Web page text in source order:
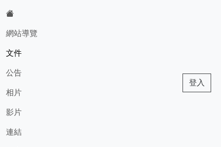
網站導覽
文件
公告
相片
影片
連結
登入
現在位置:文件
114學年科任課評量說明